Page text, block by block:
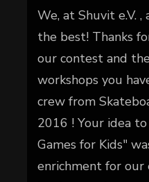
We, at Shuvit e.V.
the best! Thanks
our contest and
workshops you
crew from
2016 ! Your idea
Games for Kids"
enrichment for our